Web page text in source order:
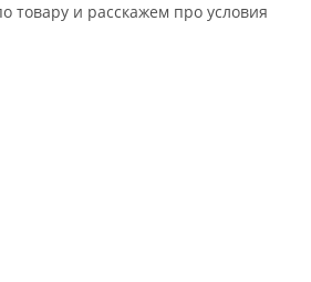
товару и расскажем про условия